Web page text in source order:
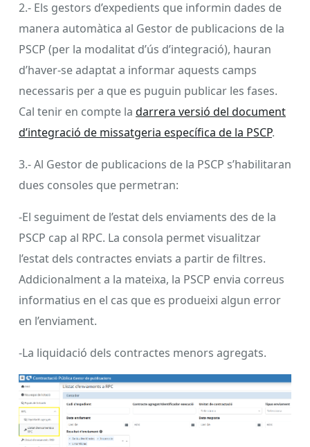
2.- Els gestors d’expedients que informin dades de
manera automàtica al Gestor de publicacions de la
PSCP (per la modalitat d’ús d’integració), hauran
d’haver-se adaptat a informar aquests camps
necessaris per a que es puguin publicar les fases.
Cal tenir en compte la darrera versió del document
d’integració de missatgeria específica de la PSCP.
3.- Al Gestor de publicacions de la PSCP s’habilitaran
dues consoles que permetran:
-El seguiment de l’estat dels enviaments des de la
PSCP cap al RPC. La consola permet visualitzar
l’estat dels contractes enviats a partir de filtres.
Addicionalment a la mateixa, la PSCP envia correus
informatius en el cas que es produeixi algun error
en l’enviament.
-La liquidació dels contractes menors agregats.